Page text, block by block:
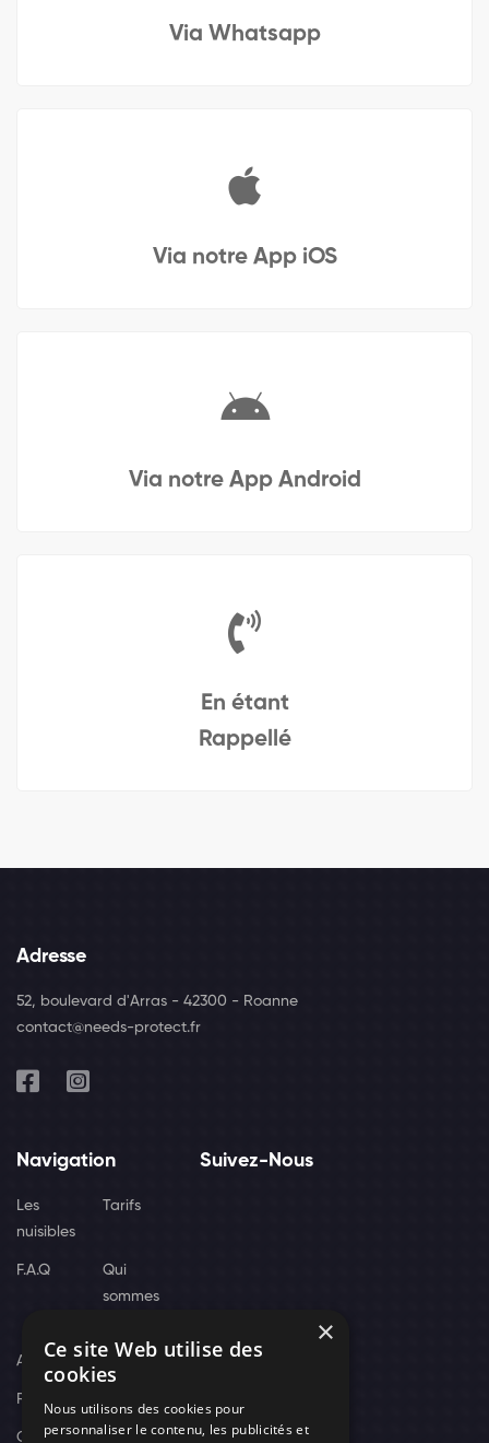
Via Whatsapp
Via notre App iOS
Via notre App Android
En étant
Rappellé
Adresse
52, boulevard d'Arras - 42300 - Roanne
contact@needs-protect.fr
Navigation
Les
nuisibles
Tarifs
F.A.Q
Qui
sommes
Actus
Recrutement
Contact
Suivez-Nous
×
Ce site Web utilise des
cookies
Nous utilisons des cookies pour
personnaliser le contenu, les publicités et